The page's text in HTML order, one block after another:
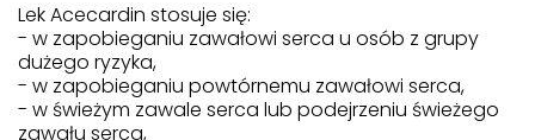
Lek Acecardin stosuje się:
- w zapobieganiu zawałowi serca u osób z grupy
dużego ryzyka,
- w zapobieganiu powtórnemu zawałowi serca,
- w świeżym zawale serca lub podejrzeniu świeżego
zawału serca,